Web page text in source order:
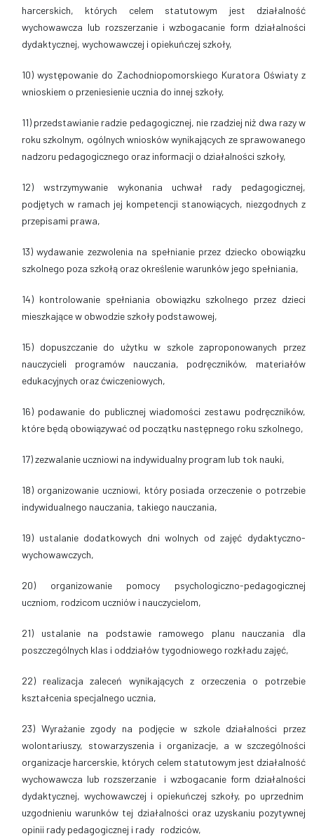
harcerskich, których celem statutowym jest działalność
wychowawcza lub rozszerzanie i wzbogacanie form działalności
dydaktycznej, wychowawczej i opiekuńczej szkoły,
10) występowanie do Zachodniopomorskiego Kuratora Oświaty z
wnioskiem o przeniesienie ucznia do innej szkoły,
11) przedstawianie radzie pedagogicznej, nie rzadziej niż dwa razy w
roku szkolnym, ogólnych wniosków wynikających ze sprawowanego
nadzoru pedagogicznego oraz informacji o działalności szkoły,
12) wstrzymywanie wykonania uchwał rady pedagogicznej,
podjętych w ramach jej kompetencji stanowiących, niezgodnych z
przepisami prawa,
13) wydawanie zezwolenia na spełnianie przez dziecko obowiązku
szkolnego poza szkołą oraz określenie warunków jego spełniania,
14) kontrolowanie spełniania obowiązku szkolnego przez dzieci
mieszkające w obwodzie szkoły podstawowej,
15) dopuszczanie do użytku w szkole zaproponowanych przez
nauczycieli programów nauczania, podręczników, materiałów
edukacyjnych oraz ćwiczeniowych,
16) podawanie do publicznej wiadomości zestawu podręczników,
które będą obowiązywać od początku następnego roku szkolnego,
17) zezwalanie uczniowi na indywidualny program lub tok nauki,
18) organizowanie uczniowi, który posiada orzeczenie o potrzebie
indywidualnego nauczania, takiego nauczania,
19) ustalanie dodatkowych dni wolnych od zajęć dydaktyczno-
wychowawczych,
20) organizowanie pomocy psychologiczno-pedagogicznej
uczniom, rodzicom uczniów i nauczycielom,
21) ustalanie na podstawie ramowego planu nauczania dla
poszczególnych klas i oddziałów tygodniowego rozkładu zajęć,
22) realizacja zaleceń wynikających z orzeczenia o potrzebie
kształcenia specjalnego ucznia,
23) Wyrażanie zgody na podjęcie w szkole działalności przez
wolontariuszy, stowarzyszenia i organizacje, a w szczególności
organizacje harcerskie, których celem statutowym jest działalność
wychowawcza lub rozszerzanie i wzbogacanie form działalności
dydaktycznej, wychowawczej i opiekuńczej szkoły, po uprzednim
uzgodnieniu warunków tej działalności oraz uzyskaniu pozytywnej
opinii rady pedagogicznej i rady rodziców,